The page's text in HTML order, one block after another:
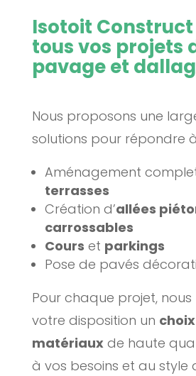
Isotoit
tous vos projets
pavage et
Nous proposons une
solutions pour répondre
Aménagement
terrasses
Création d’allées
carrossables
Cours et parkings
Pose de pavés
Pour chaque projet,
votre disposition un
matériauxde haute
à vos besoins et au style